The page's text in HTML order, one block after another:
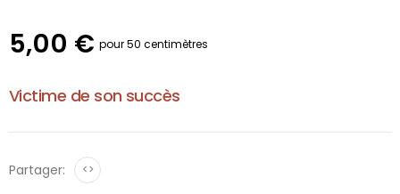
5,00 € pour 50 centimètres
Victime de son succès
Partager: <>